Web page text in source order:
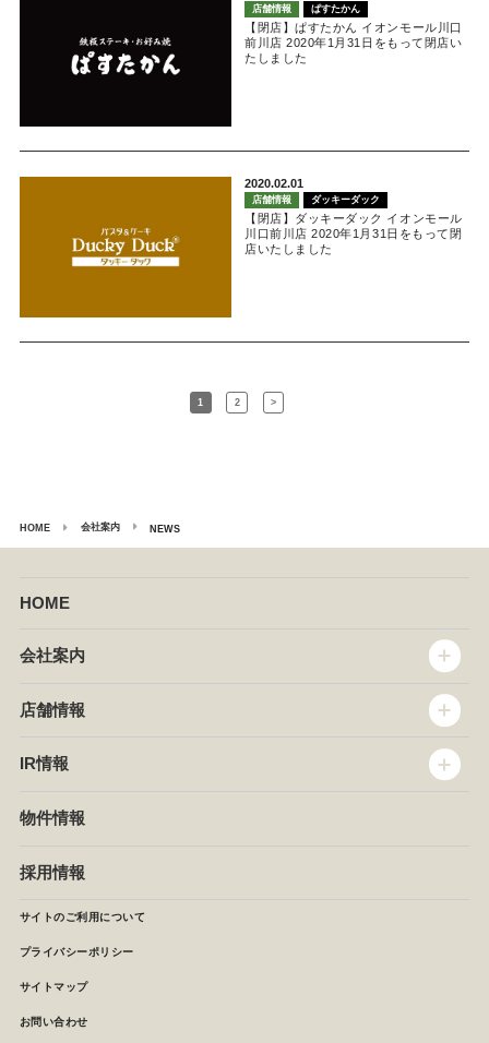
店舗情報 ぱすたかん
【閉店】ぱすたかん イオンモール川口
前川店 2020年1月31日をもって閉店い
たしました
2020.02.01
店舗情報 ダッキーダック
【閉店】ダッキーダック イオンモール
川口前川店 2020年1月31日をもって閉
店いたしました
1 2 >
HOME 会社案内 NEWS
HOME
会社案内
企業情報
セントラルキッチン
NEWS
店舗情報
椿屋珈琲
イタリアンダイニングDONA
店舗検索
IR情報
IRニュース
月次報告
決算短信
株主の皆様へ
よくあるご質問 (株主優待制度)
物件情報
採用情報
サイトのご利用について
プライバシーポリシー
サイトマップ
お問い合わせ